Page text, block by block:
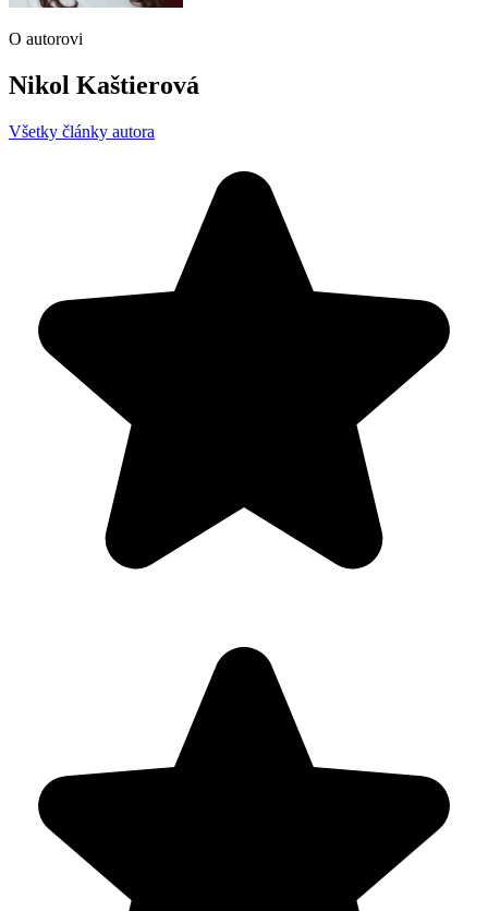
O autorovi
Nikol Kaštierová
Všetky články autora